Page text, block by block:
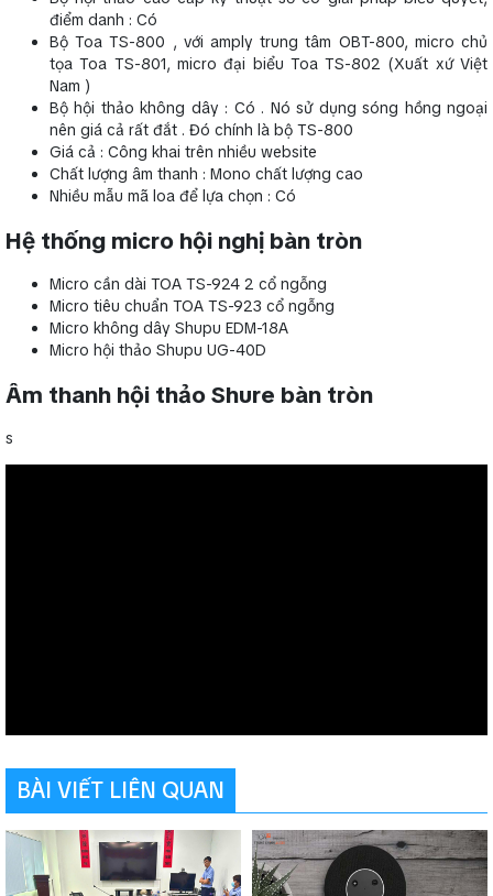
điểm danh : Có
Bộ Toa TS-800 , với amply trung tâm OBT-800, micro chủ
tọa Toa TS-801, micro đại biểu Toa TS-802 (Xuất xứ Việt
Nam )
Bộ hội thảo không dây : Có . Nó sử dụng sóng hồng ngoại
nên giá cả rất đắt . Đó chính là bộ TS-800
Giá cả : Công khai trên nhiều website
Chất lượng âm thanh : Mono chất lượng cao
Nhiều mẫu mã loa để lựa chọn : Có
Hệ thống micro hội nghị bàn tròn
Micro cần dài TOA TS-924 2 cổ ngỗng
Micro tiêu chuẩn TOA TS-923 cổ ngỗng
Micro không dây Shupu EDM-18A
Micro hội thảo Shupu UG-40D
Âm thanh hội thảo Shure bàn tròn
s
BÀI VIẾT LIÊN QUAN